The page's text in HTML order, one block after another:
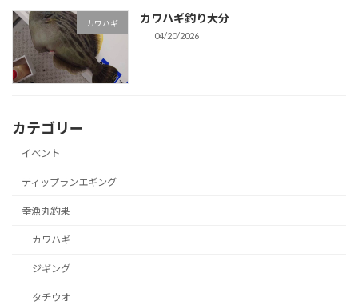
カワハギ カワハギ釣り大分
04/20/2026
カテゴリー
イベント
ティップランエギング
幸漁丸釣果
カワハギ
ジギング
タチウオ